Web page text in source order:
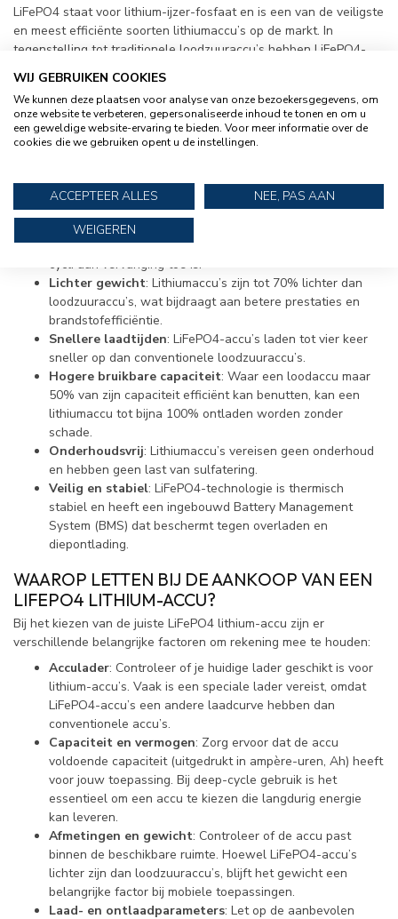
LiFePO4 staat voor lithium-ijzer-fosfaat en is een van de veiligste
en meest efficiënte soorten lithiumaccu’s op de markt. In
tegenstelling tot traditionele loodzuuraccu’s hebben LiFePO4-
een stabiele spanning gedurende de gehele ontlading. Hierdoor
zijn ze ideaal voor gebruik op boten, waar betrouwbaarheid en
lange levensduur essentieel zijn.
Het gebruik van een lithiumaccu voor je boot heeft meerdere
voordelen:
Lange levensduur
meegaan, terwijl een loodzuuraccu vaak na 300 tot 500
cycli aan vervanging toe is.
Lichter gewicht: Lithiumaccu’s zijn tot 70% lichter dan
loodzuuraccu’s, wat bijdraagt aan betere prestaties en
brandstofefficiëntie.
Snellere laadtijden: LiFePO4-accu’s laden tot vier keer
sneller op dan conventionele loodzuuraccu’s.
Hogere bruikbare capaciteit: Waar een loodaccu maar
50% van zijn capaciteit efficiënt kan benutten, kan een
lithiumaccu tot bijna 100% ontladen worden zonder
schade.
Onderhoudsvrij: Lithiumaccu’s vereisen geen onderhoud
en hebben geen last van sulfatering.
Veilig en stabiel: LiFePO4-technologie is thermisch
stabiel en heeft een ingebouwd Battery Management
System (BMS) dat beschermt tegen overladen en
diepontlading.
WAAROP LETTEN BIJ DE AANKOOP VAN EEN
LIFEPO4 LITHIUM-ACCU?
Bij het kiezen van de juiste LiFePO4 lithium-accu zijn er
verschillende belangrijke factoren om rekening mee te houden:
Acculader: Controleer of je huidige lader geschikt is voor
lithium-accu’s. Vaak is een speciale lader vereist, omdat
LiFePO4-accu’s een andere laadcurve hebben dan
conventionele accu’s.
Capaciteit en vermogen: Zorg ervoor dat de accu
voldoende capaciteit (uitgedrukt in ampère-uren, Ah) heeft
voor jouw toepassing. Bij deep-cycle gebruik is het
essentieel om een accu te kiezen die langdurig energie
kan leveren.
Afmetingen en gewicht: Controleer of de accu past
binnen de beschikbare ruimte. Hoewel LiFePO4-accu’s
lichter zijn dan loodzuuraccu’s, blijft het gewicht een
belangrijke factor bij mobiele toepassingen.
Laad- en ontlaadparameters: Let op de aanbevolen
WIJ GEBRUIKEN COOKIES
We kunnen deze plaatsen voor analyse van onze bezoekersgegevens, om
onze website te verbeteren, gepersonaliseerde inhoud te tonen en om u
een geweldige website-ervaring te bieden. Voor meer informatie over de
cookies die we gebruiken opent u de instellingen.
ACCEPTEER ALLES
NEE, PAS AAN
WEIGEREN